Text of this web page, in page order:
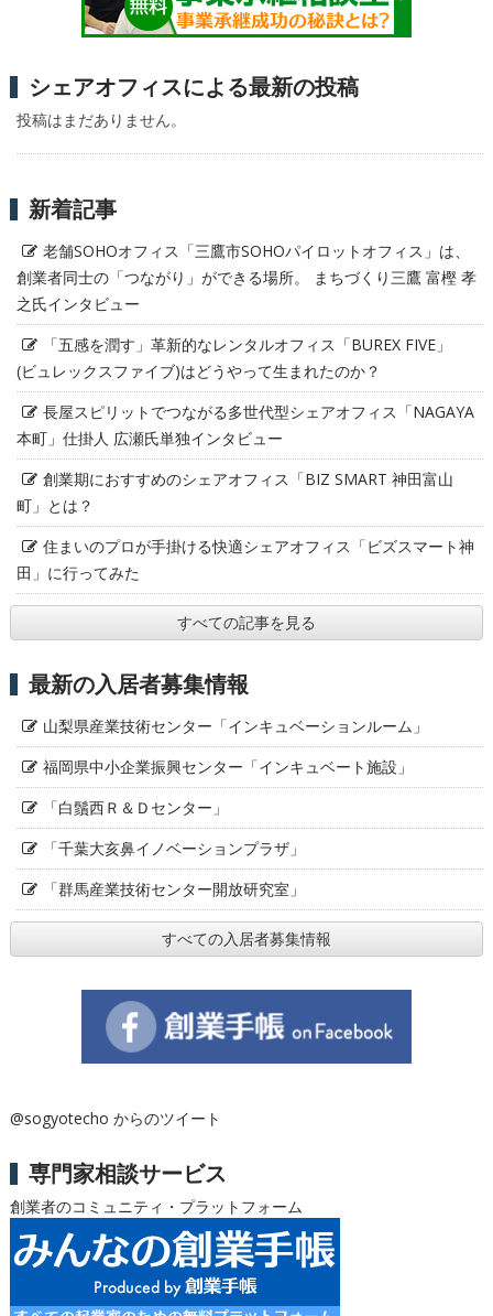
シェアオフィスによる最新の投稿
投稿はまだありません。
新着記事
老舗SOHOオフィス「三鷹市SOHOパイロットオフィス」は、
創業者同士の「つながり」ができる場所。 まちづくり三鷹 富樫 孝
之氏インタビュー
「五感を潤す」革新的なレンタルオフィス「BUREX FIVE」
(ビュレックスファイブ)はどうやって生まれたのか？
長屋スピリットでつながる多世代型シェアオフィス「NAGAYA
本町」仕掛人 広瀬氏単独インタビュー
創業期におすすめのシェアオフィス「BIZ SMART 神田富山
町」とは？
住まいのプロが手掛ける快適シェアオフィス「ビズスマート神
田」に行ってみた
すべての記事を見る
最新の入居者募集情報
山梨県産業技術センター「インキュベーションルーム」
福岡県中小企業振興センター「インキュベート施設」
「白鬚西Ｒ＆Ｄセンター」
「千葉大亥鼻イノベーションプラザ」
「群馬産業技術センター開放研究室」
すべての入居者募集情報
@sogyotecho からのツイート
専門家相談サービス
創業者のコミュニティ・プラットフォーム